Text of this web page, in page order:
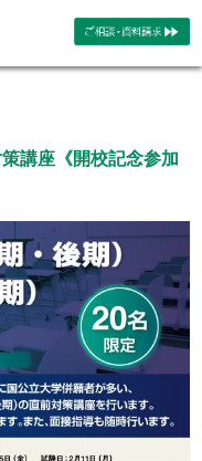
講座《開校記念参加